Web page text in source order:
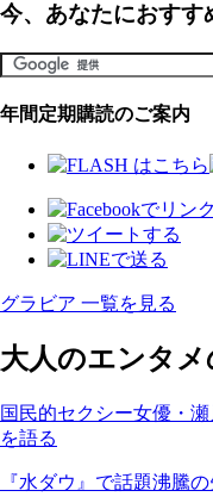
今、あなたにおすす
年間定期購読のご案内
グラビア 一覧を見る
大人のエンタ
国民的セクシー女優・
を語る
『水ダウ』で話題沸騰